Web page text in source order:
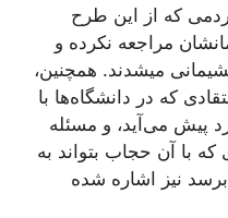
که از این طرح
مراجعه نکرده و
میشدند. همچنین،
که در دانشگاه‌ها با
پیش می‌آید، و مسئله
که با آن حجاب بتواند به
نیز اشاره شده